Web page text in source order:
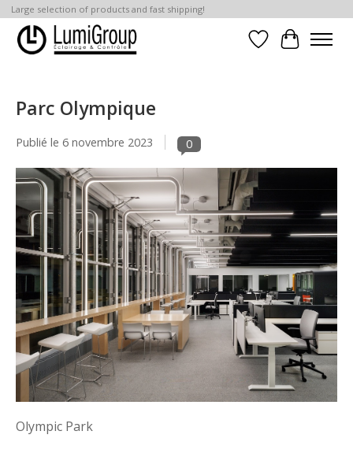
Large selection of products and fast shipping!
Liste dePanier
Parc Olympique
Publié le 6 novembre 2023 0
Olympic Park